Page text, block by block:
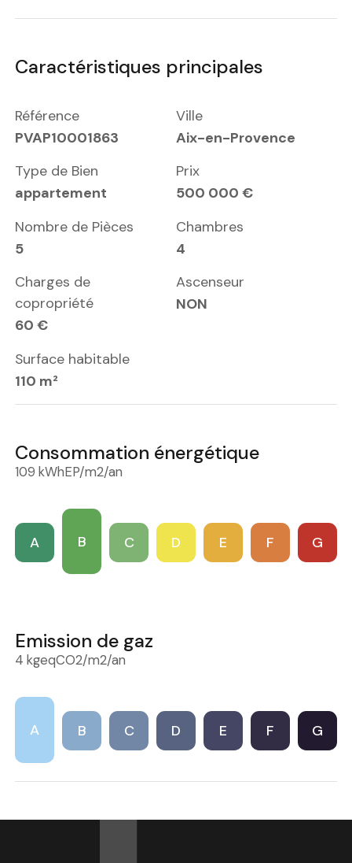
Caractéristiques principales
Référence
PVAP10001863
Ville
Aix-en-Provence
Type de Bien
appartement
Prix
500 000 €
Nombre de Pièces
5
Chambres
4
Charges de
copropriété
60 €
Ascenseur
NON
Surface habitable
110 m²
Consommation énergétique
109 kWhEP/m2/an
A B C D E F G
Emission de gaz
4 kgeqCO2/m2/an
A B C D E F G